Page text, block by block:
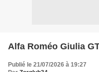
Alfa Roméo Giulia
Publié le 21/07/2026 à 19:27